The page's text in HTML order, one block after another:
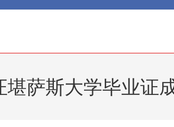
堪萨斯大学毕业证